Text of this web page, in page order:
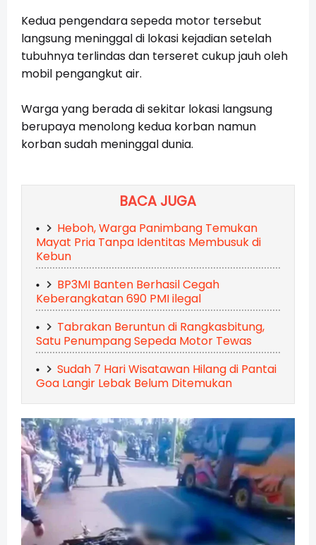
Kedua pengendara sepeda motor tersebut
langsung meninggal di lokasi kejadian setelah
tubuhnya terlindas dan terseret cukup jauh oleh
mobil pengangkut air.
Warga yang berada di sekitar lokasi langsung
berupaya menolong kedua korban namun
korban sudah meninggal dunia.
BACA JUGA
Heboh, Warga Panimbang Temukan
Mayat Pria Tanpa Identitas Membusuk di
Kebun
BP3MI Banten Berhasil Cegah
Keberangkatan 690 PMI ilegal
Tabrakan Beruntun di Rangkasbitung,
Satu Penumpang Sepeda Motor Tewas
Sudah 7 Hari Wisatawan Hilang di Pantai
Goa Langir Lebak Belum Ditemukan